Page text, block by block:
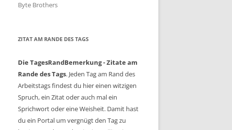
Byte Brothers
ZITAT AM RANDE DES TAGS
Die TagesRandBemerkung - Zitate am
Rande des Tags. Jeden Tag am Rand des
Arbeitstags findest du hier einen witzigen
Spruch, ein Zitat oder auch mal ein
Sprichwort oder eine Weisheit. Damit hast
du ein Portal um vergnügt den Tag zu